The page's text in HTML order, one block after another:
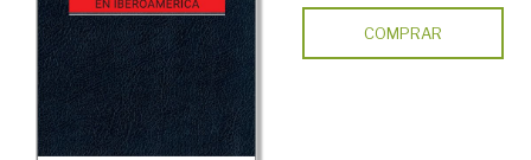
COMPRAR